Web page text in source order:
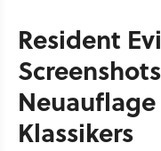
Resident
Klassikers